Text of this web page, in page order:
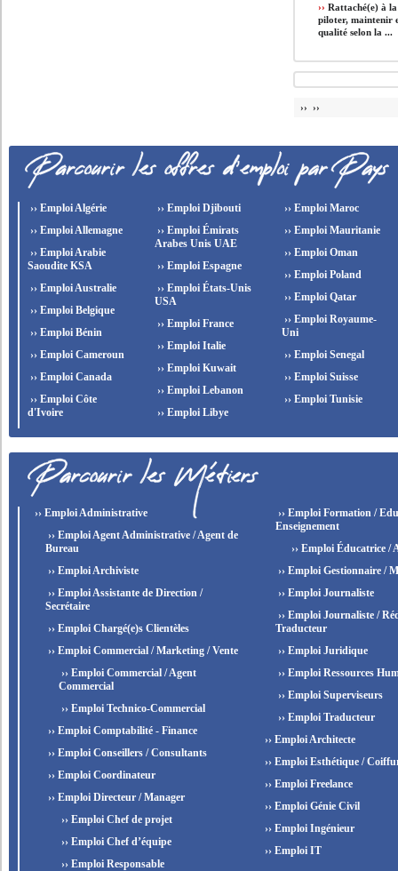
›› Rattaché(e) à
piloter, maintenir
qualité selon la ...
›› ››
›› Emploi Algérie
›› Emploi Allemagne
›› Emploi Arabie
Saoudite KSA
›› Emploi Australie
›› Emploi Belgique
›› Emploi Bénin
›› Emploi Cameroun
›› Emploi Canada
›› Emploi Côte
d'Ivoire
›› Emploi Djibouti
›› Emploi Émirats
Arabes Unis UAE
›› Emploi Espagne
›› Emploi États-Unis
USA
›› Emploi France
›› Emploi Italie
›› Emploi Kuwait
›› Emploi Lebanon
›› Emploi Libye
›› Emploi Maroc
›› Emploi Mauritanie
›› Emploi Oman
›› Emploi Poland
›› Emploi Qatar
›› Emploi Royaume-
Uni
›› Emploi Senegal
›› Emploi Suisse
›› Emploi Tunisie
›› Emploi Administrative
›› Emploi Agent Administrative / Agent de
Bureau
›› Emploi Archiviste
›› Emploi Assistante de Direction /
Secrétaire
›› Emploi Chargé(e)s Clientèles
›› Emploi Commercial / Marketing / Vente
›› Emploi Commercial / Agent
Commercial
›› Emploi Technico-Commercial
›› Emploi Comptabilité - Finance
›› Emploi Conseillers / Consultants
›› Emploi Coordinateur
›› Emploi Directeur / Manager
›› Emploi Chef de projet
›› Emploi Chef d’équipe
›› Emploi Responsable
›› Emploi Formation /
Enseignement
›› Emploi Éducatrice /
›› Emploi Gestionnaire /
›› Emploi Journaliste
›› Emploi Journaliste /
Traducteur
›› Emploi Juridique
›› Emploi Ressources
›› Emploi Superviseurs
›› Emploi Traducteur
›› Emploi Architecte
›› Emploi Esthétique /
›› Emploi Freelance
›› Emploi Génie Civil
›› Emploi Ingénieur
›› Emploi IT